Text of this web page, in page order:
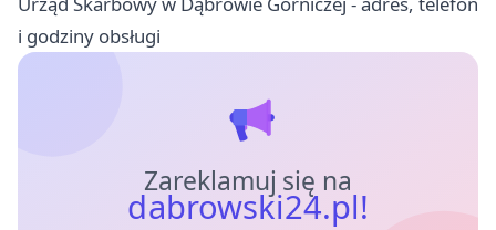
i godziny obsługi
Zareklamuj się na
dabrowski24.pl!